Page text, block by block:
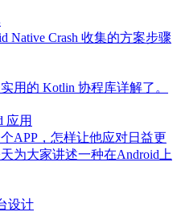
Native Crash 收集的方案步骤
用的 Kotlin 协程库详解了。
应用
APP，怎样让他应对日益更
为大家讲述一种在Android上
设计